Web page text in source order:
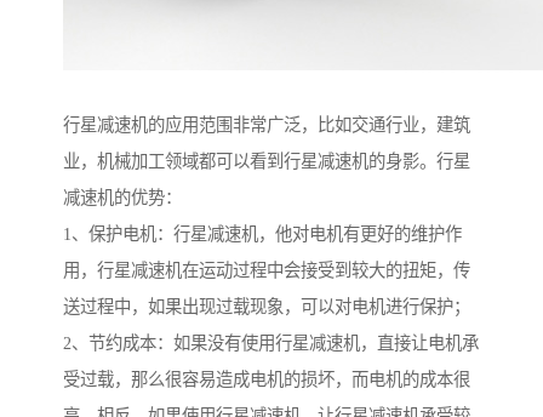
行星减速机的应用范围非常广泛，比如交通行业，建筑
业，机械加工领域都可以看到行星减速机的身影。行星
减速机的优势：
1、保护电机：行星减速机，他对电机有更好的维护作
用，行星减速机在运动过程中会接受到较大的扭矩，传
送过程中，如果出现过载现象，可以对电机进行保护；
2、节约成本：如果没有使用行星减速机，直接让电机承
受过载，那么很容易造成电机的损坏，而电机的成本很